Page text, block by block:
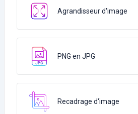
Agrandisseur d'image
PNG en JPG
Recadrage d'image